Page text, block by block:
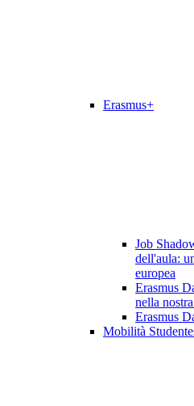
Erasmus+
Job
dell'aula:
europea
Erasmus
nella
Erasmus
Mobilità